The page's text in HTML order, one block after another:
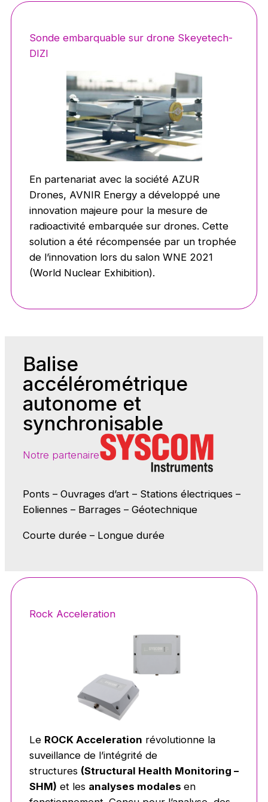
Sonde embarquable sur drone Skeyetech-
DIZI
En partenariat avec la société AZUR
Drones, AVNIR Energy a développé une
innovation majeure pour la mesure de
radioactivité embarquée sur drones. Cette
solution a été récompensée par un trophée
de l’innovation lors du salon WNE 2021
(World Nuclear Exhibition).
Balise
accélérométrique
autonome et
synchronisable
Notre partenaire
Ponts – Ouvrages d’art – Stations électriques –
Eoliennes – Barrages – Géotechnique
Courte durée – Longue durée
Rock Acceleration
Le ROCK Acceleration révolutionne la
suveillance de l’intégrité de
structures (Structural Health Monitoring –
SHM) et les analyses modales en